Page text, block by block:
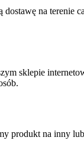
na terenie
sklepie
produkt na inny